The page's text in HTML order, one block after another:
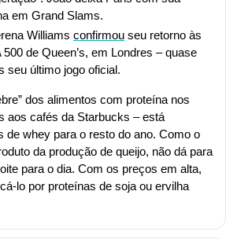
em Grand Slams.
Williams confirmou seu retorno às
de Queen’s, em Londres – quase
seu último jogo oficial.
dos alimentos com proteína nos
aos cafés da Starbucks – está
de whey para o resto do ano. Como o
da produção de queijo, não dá para
para o dia. Com os preços em alta,
lo por proteínas de soja ou ervilha